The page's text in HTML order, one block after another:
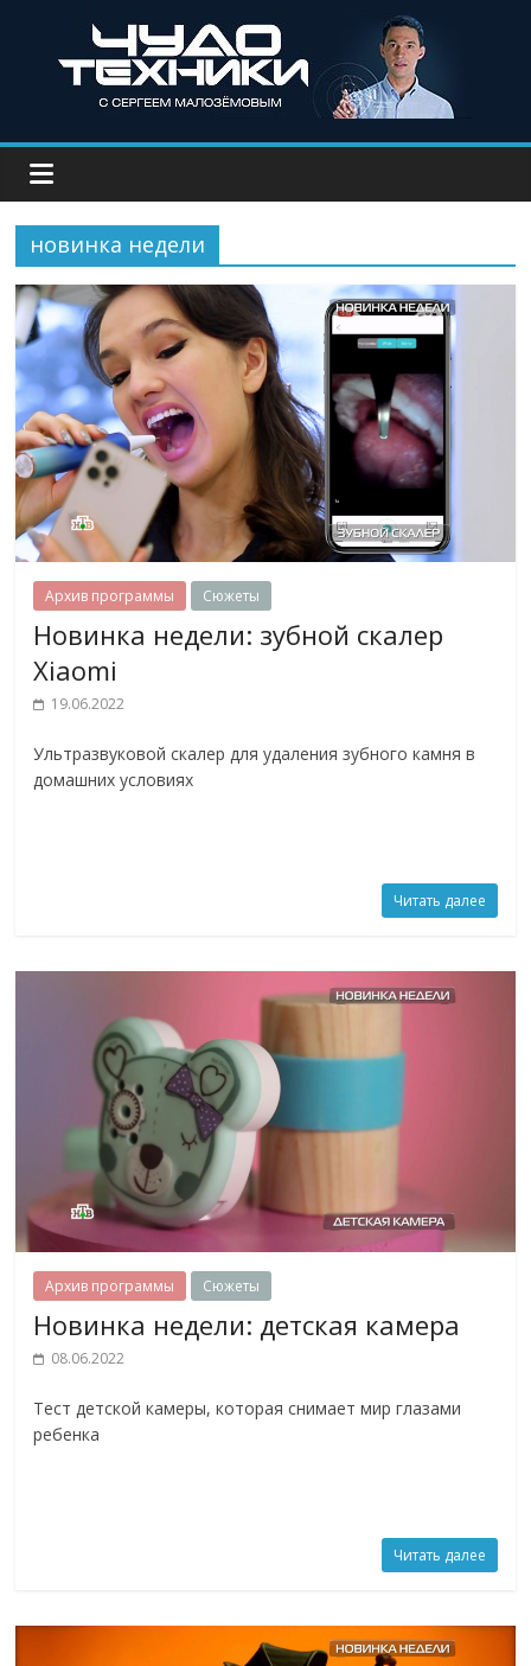
новинка недели
Архив программы Сюжеты
Новинка недели: зубной скалер
Xiaomi
19.06.2022
Ультразвуковой скалер для удаления зубного камня в
домашних условиях
Читать далее
Архив программы Сюжеты
Новинка недели: детская камера
08.06.2022
Тест детской камеры, которая снимает мир глазами
ребенка
Читать далее